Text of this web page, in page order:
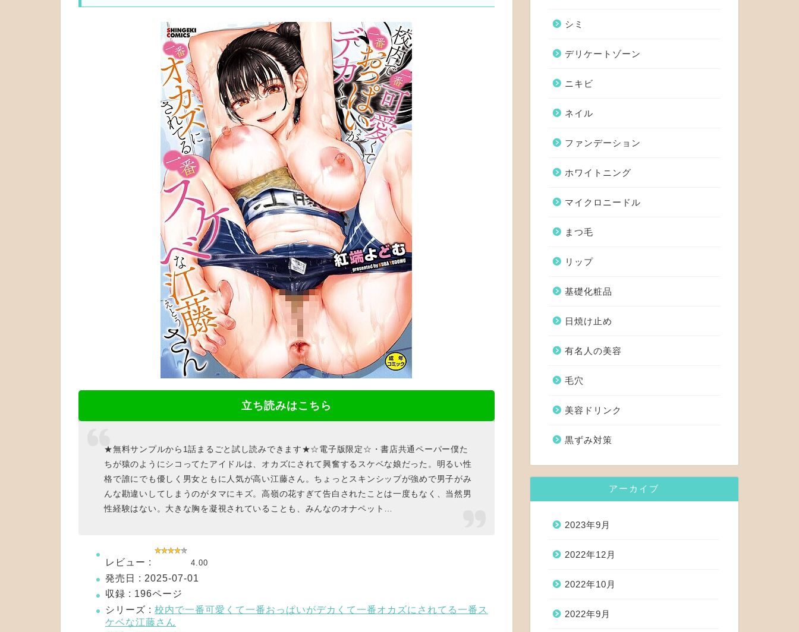
立ち読みはこちら
★無料サンプルから1話まるごと試し読みできます★☆電子版限定☆・書店共通ペーパー僕た
ちが猿のようにシコってたアイドルは、オカズにされて興奮するスケベな娘だった。明るい性
格で誰にでも優しく男女ともに人気が高い江藤さん。ちょっとスキンシップが強めで男子がみ
んな勘違いしてしまうのがタマにキズ。高嶺の花すぎて告白されたことは一度もなく、当然男
性経験はない。大きな胸を凝視されていることも、みんなのオナペット…
レビュー : 4.00
発売日 : 2025-07-01
収録 : 196ページ
シリーズ : 校内で一番可愛くて一番おっぱいがデカくて一番オカズにされてる一番ス
ケベな江藤さん
シミ
デリケートゾーン
ニキビ
ネイル
ファンデーション
ホワイトニング
マイクロニードル
まつ毛
リップ
基礎化粧品
日焼け止め
有名人の美容
毛穴
美容ドリンク
黒ずみ対策
アーカイブ
2023年9月
2022年12月
2022年10月
2022年9月